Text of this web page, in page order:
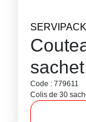
SERVIPACK
Code : 779611
Colis de 30